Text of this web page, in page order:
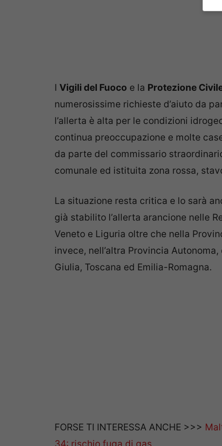
I Vigili del Fuoco e la Protezione
numerosissime richieste d’aiuto da
l’allerta è alta per le condizioni
continua preoccupazione e molte
da parte del commissario
comunale ed istituita zona rossa,
La situazione resta critica e lo sarà
già stabilito l’allerta arancione nelle
Veneto e Liguria oltre che nella
invece, nell’altra Provincia
Giulia, Toscana ed Emilia-Romagna.
FORSE TI INTERESSA ANCHE >>>
34: rischio fuga di gas